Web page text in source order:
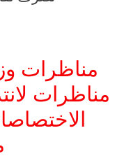
مناظرات
مناظرات